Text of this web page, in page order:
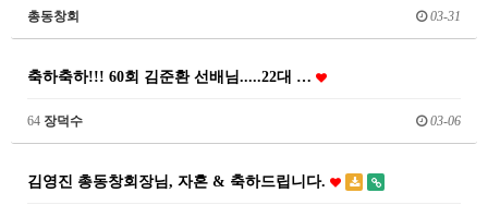
총동창회 03-31
축하축하!!! 60회 김준환 선배님.....22대 …
64 장덕수 03-06
김영진 총동창회장님, 자혼 & 축하드립니다.